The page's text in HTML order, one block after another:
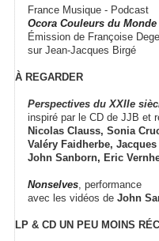
France Musique - Podcast
Ocora Couleurs du Monde
Émission de Françoise
sur Jean-Jacques Birgé
À REGARDER
Perspectives du XXIIe
inspiré par le CD de JJB et
Nicolas Clauss, Sonia
Valéry Faidherbe, Jacques
John Sanborn, Eric
Nonselves , performance
avec les vidéos de John
LP & CD UN PEU MOINS